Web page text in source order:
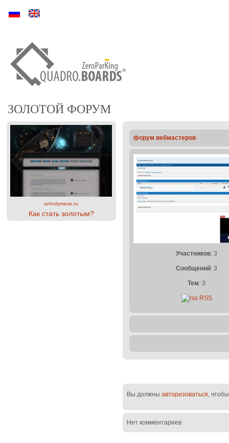
Ру En
ЗОЛОТОЙ ФОРУМ
unholymess.ru
Как стать золотым?
форум вебмастеров
Участников: 3
Сообщений: 3
Тем: 3
RSS
Вы должны авторизоваться,
Нет комментариев